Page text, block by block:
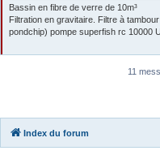
Bassin en fibre de verre de 10m³
Filtration en gravitaire. Filtre à
pondchip) pompe superfish rc 10000
11
Index du forum